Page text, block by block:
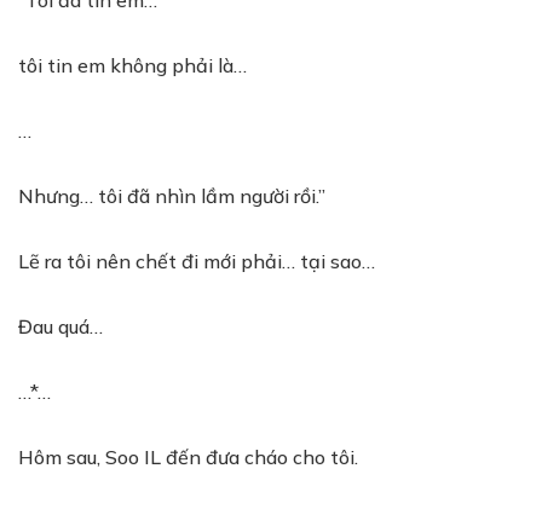
tôi tin em không phải là…
…
Nhưng… tôi đã nhìn lầm người rồi.”
Lẽ ra tôi nên chết đi mới phải… tại sao…
Đau quá…
…*…
Hôm sau, Soo IL đến đưa cháo cho tôi.